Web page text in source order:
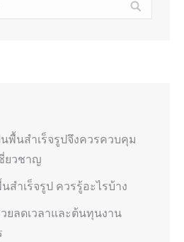
พื้นสำเร็จรูปจึงควรควบคุม
ยวชาญ
สำเร็จรูป ควรรู้อะไรบ้าง
ยลดเวลาและต้นทุนงาน